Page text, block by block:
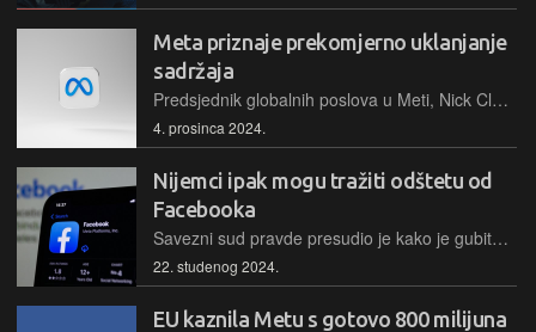
Meta priznaje prekomjerno uklanjanje
sadržaja
Predsjednik globalnih poslova u Meti, Nick Clegg, priznao je da je tvrtka svjesna velikih stopa pogrešaka prilikom moderiranja sadržaja, što dovodi do prekomjernog uklanjanja sadržaja
4. prosinca 2024.
Nijemci ipak mogu tražiti odštetu od
Facebooka
Savezni sud pravde presudio je kako je gubitak kontrole nad nečijim podacima na društvenoj mreži osnova za odštetu bez potrebe za dokazivanjem konkretnih financijskih gubitaka.
22. studenog 2024.
EU kaznila Metu s gotovo 800 milijuna